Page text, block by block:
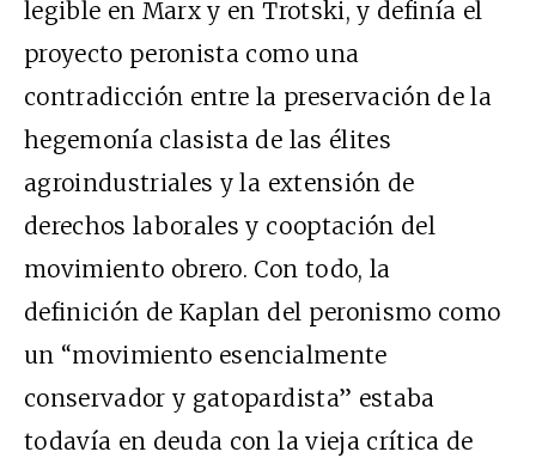
legible en Marx y en Trotski, y definía el
proyecto peronista como una
contradicción entre la preservación de la
hegemonía clasista de las élites
agroindustriales y la extensión de
derechos laborales y cooptación del
movimiento obrero. Con todo, la
definición de Kaplan del peronismo como
un “movimiento esencialmente
conservador y gatopardista” estaba
todavía en deuda con la vieja crítica de